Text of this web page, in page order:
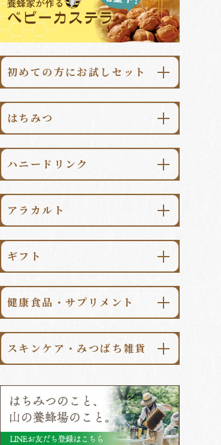
初めての方にお試しセット
\初回限定・送料無料/
あかしあ大地500g
ハニードリンク柚子みつ500ml
\送料無料/
純粋はちみつ食べ比べセット
はちみつ
あかしあ大地
⽇本のはちみつ
世界のはちみつ
マヌカハニー
季節限定はちみつ
ハニードリンク
柚子みつ
梅みつ
檸檬みつ
生姜みつ
山ぶどうみつ
加賀柚子みつ
金澤柚子みつ
季節のハニードリンク
ハニードリンク一覧はこちら
アラカルト
はちみつ漬
スイーツ
調味料・食品
コーヒー・紅茶
アラカルト一覧はこちら
ギフト
シーンで選ぶ
価格で選ぶ
ギフト一覧はこちら
健康⾷品・サプリメント
ローヤルゼリー
桑の葉青汁
ローヤルゼリー⼊無臭にんにく
みつばち健康食品/サプリメント
スキンケア・みつばち雑貨
みつばち雑貨
一覧はこちら